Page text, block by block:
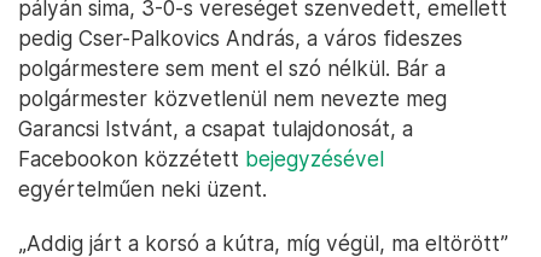
pályán sima, 3-0-s vereséget szenvedett, emellett
pedig Cser-Palkovics András, a város fideszes
polgármestere sem ment el szó nélkül. Bár a
polgármester közvetlenül nem nevezte meg
Garancsi Istvánt, a csapat tulajdonosát, a
Facebookon közzétett bejegyzésével
egyértelműen neki üzent.
„Addig járt a korsó a kútra, míg végül, ma eltörött”